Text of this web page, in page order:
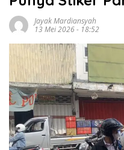
Jayak Mardiansyah
13 Mei 2026 - 18:52